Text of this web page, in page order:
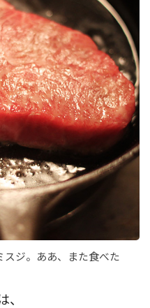
ジ。ああ、また食べた